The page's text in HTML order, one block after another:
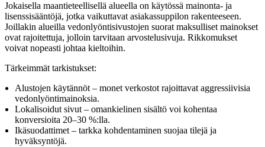
Jokaisella maantieteellisellä alueella on käytössä mainonta- ja
lisenssisääntöjä, jotka vaikuttavat asiakassuppilon rakenteeseen.
Joillakin alueilla vedonlyöntisivustojen suorat maksulliset mainokset
ovat rajoitettuja, jolloin tarvitaan arvostelusivuja. Rikkomukset
voivat nopeasti johtaa kieltoihin.
Tärkeimmät tarkistukset:
Alustojen käytännöt – monet verkostot rajoittavat aggressiivisia
vedonlyöntimainoksia.
Lokalisoidut sivut – omankielinen sisältö voi kohentaa
konversioita 20–30 %:lla.
Ikäsuodattimet – tarkka kohdentaminen suojaa tilejä ja
hyväksyntöjä.